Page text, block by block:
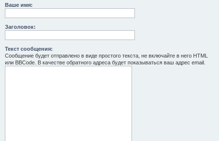
Ваше имя:
Заголовок:
Текст сообщения:
Сообщение будет отправлено в виде простого текста, не включайте в него HTML
или BBCode. В качестве обратного адреса будет показываться ваш адрес email.